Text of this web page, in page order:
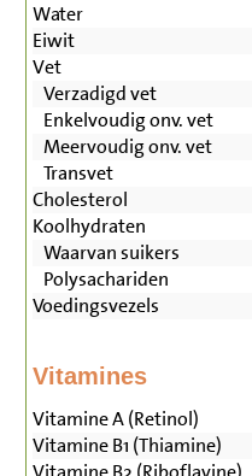
Water
Eiwit
Vet
Verzadigd vet
Enkelvoudig onv. vet
Meervoudig onv. vet
Transvet
Cholesterol
Koolhydraten
Waarvan suikers
Polysachariden
Voedingsvezels
Vitamines
Vitamine A (Retinol)
Vitamine B1 (Thiamine)